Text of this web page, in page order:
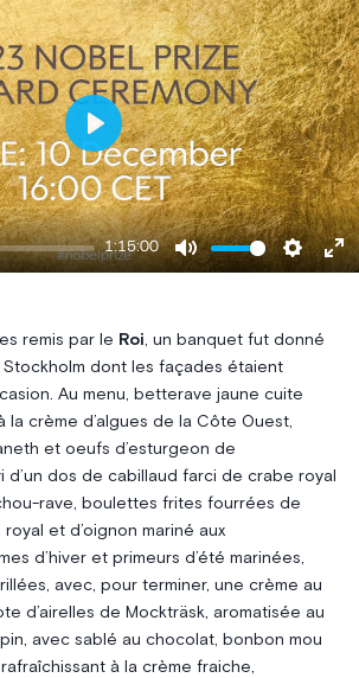
1:15:00
Mute Settings
Play
remis par le Roi, un banquet fut donné
Stockholm dont les façades étaient
Au menu, betterave jaune cuite
la crème d’algues de la Côte Ouest,
et oeufs d’esturgeon de
d’un dos de cabillaud farci de crabe royal
rave, boulettes frites fourrées de
et d’oignon mariné aux
d’hiver et primeurs d’été marinées,
avec, pour terminer, une crème au
d’airelles de Mockträsk, aromatisée au
avec sablé au chocolat, bonbon mou
à la crème fraiche,